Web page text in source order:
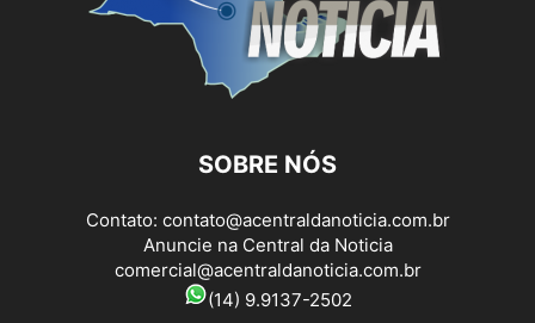
SOBRE NÓS
Contato: contato@acentraldanoticia.com.br
Anuncie na Central da Noticia
comercial@acentraldanoticia.com.br
(14) 9.9137-2502